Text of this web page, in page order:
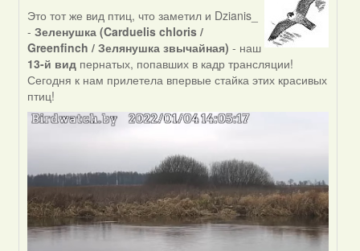
In
reply
to
by
nataly.d
Это тот же вид птиц, что заметил и Dzianis_
-Зеленушка (Carduelis chloris /
Greenfinch / Зелянушка звычайная)- наш
13-й вид пернатых, попавших в кадр трансляции!
Сегодня к нам прилетела впервые стайка этих красивых
птиц!